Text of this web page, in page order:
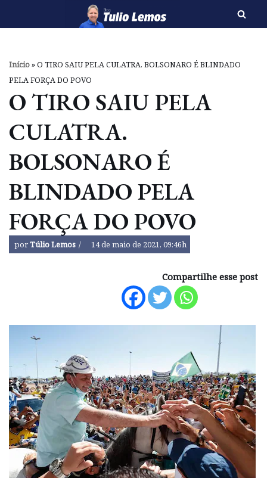
o
conteúdo
Início»O TIRO SAIU PELA CULATRA. BOLSONARO É BLINDADO
PELA FORÇA DO POVO
O TIRO SAIU PELA
CULATRA.
BOLSONARO É
BLINDADO PELA
FORÇA DO POVO
porTúlio Lemos 14 de maio de 2021, 09:46h
Compartilhe esse post